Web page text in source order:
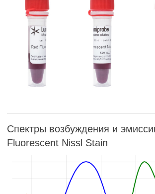
Спектры возбуждения и
Fluorescent Nissl Stain